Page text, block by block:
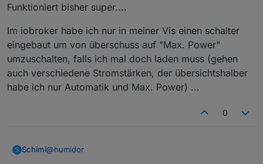
Funktioniert bisher super....
Im iobroker habe ich nur in meiner Vis einen schalter
eingebaut um von überschuss auf "Max. Power"
umzuschalten, falls ich mal doch laden muss (gehen
auch verschiedene Stromstärken, der übersichtshalber
habe ich nur Automatik und Max. Power) ...
0
S Schimi@humidor